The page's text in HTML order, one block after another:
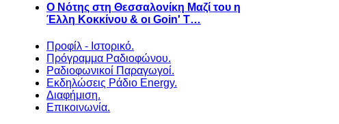
Ο Νότης στη Θεσσαλονίκη Μαζί του η
Έλλη Κοκκίνου & οι Goin' T…
Προφίλ - Ιστορικό.
Πρόγραμμα Ραδιοφώνου.
Ραδιοφωνικοί Παραγωγοί.
Εκδηλώσεις Ράδιο Energy.
Διαφήμιση.
Επικοινωνία.